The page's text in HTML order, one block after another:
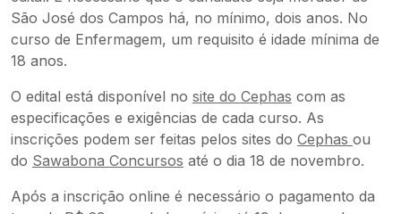
São José dos Campos há, no mínimo, dois anos. No
curso de Enfermagem, um requisito é idade mínima de
18 anos.
O edital está disponível no site do Cephas com as
especificações e exigências de cada curso. As
inscrições podem ser feitas pelos sites do Cephas ou
do Sawabona Concursos até o dia 18 de novembro.
Após a inscrição online é necessário o pagamento da